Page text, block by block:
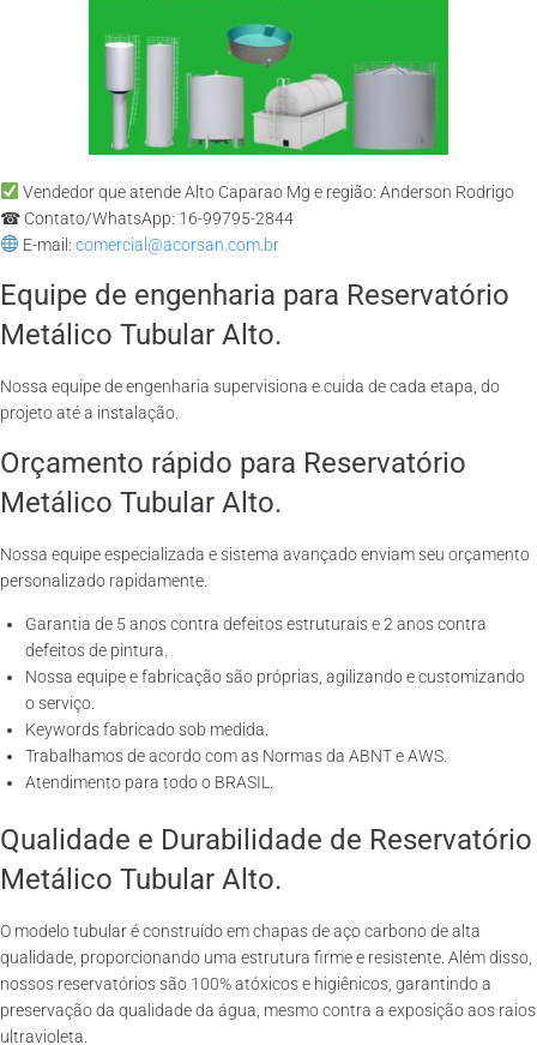
Vendedor que atende Alto Caparao Mg e região: Anderson Rodrigo
☎ Contato/WhatsApp: 16-99795-2844
E-mail: comercial@acorsan.com.br
Equipe de engenharia para Reservatório
Metálico Tubular Alto.
Nossa equipe de engenharia supervisiona e cuida de cada etapa, do
projeto até a instalação.
Orçamento rápido para Reservatório
Metálico Tubular Alto.
Nossa equipe especializada e sistema avançado enviam seu orçamento
personalizado rapidamente.
Garantia de 5 anos contra defeitos estruturais e 2 anos contra
defeitos de pintura.
Nossa equipe e fabricação são próprias, agilizando e customizando
o serviço.
Keywords fabricado sob medida.
Trabalhamos de acordo com as Normas da ABNT e AWS.
Atendimento para todo o BRASIL.
Qualidade e Durabilidade de Reservatório
Metálico Tubular Alto.
O modelo tubular é construído em chapas de aço carbono de alta
qualidade, proporcionando uma estrutura firme e resistente. Além disso,
nossos reservatórios são 100% atóxicos e higiênicos, garantindo a
preservação da qualidade da água, mesmo contra a exposição aos raios
ultravioleta.